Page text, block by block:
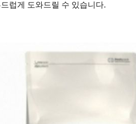
럽게 도와드릴 수 있습니다.